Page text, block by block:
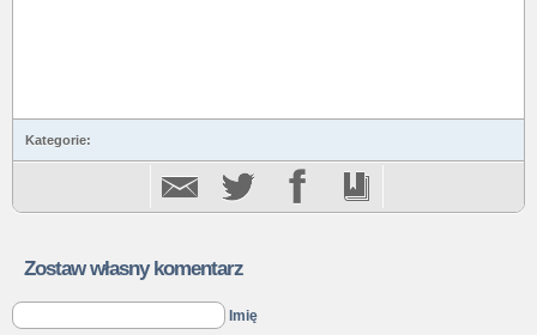
Kategorie:
Zostaw własny komentarz
Imię